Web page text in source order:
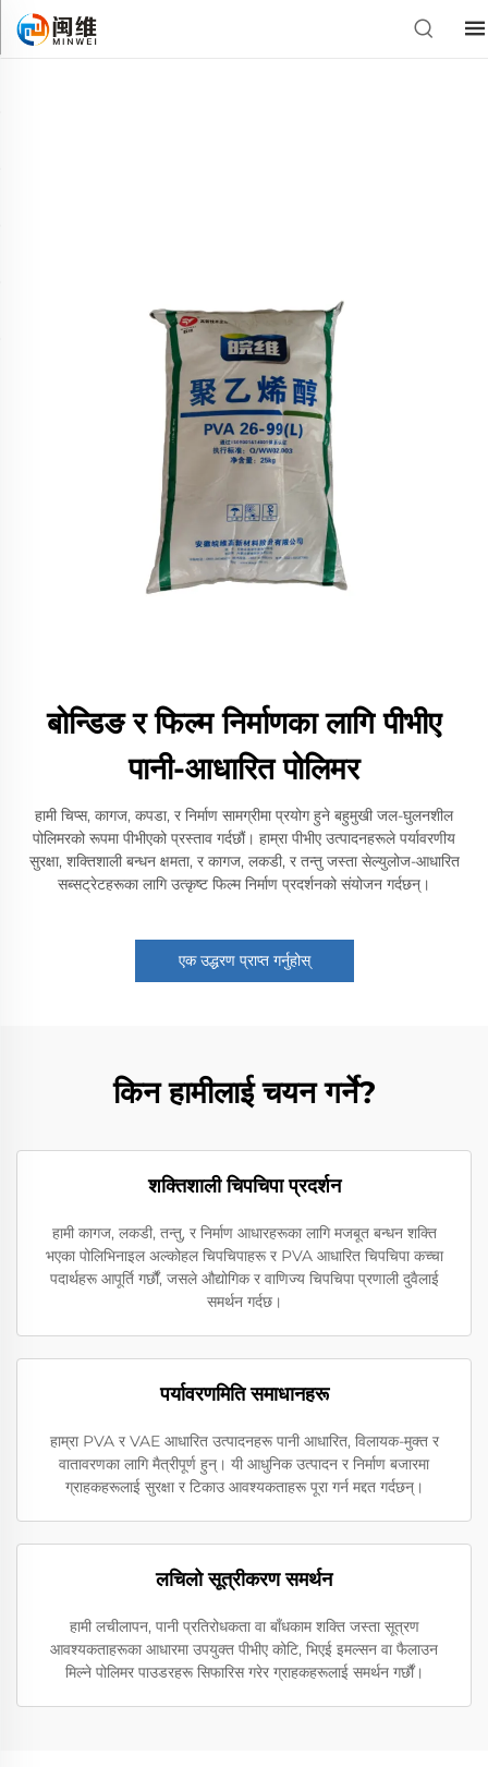
बोन्डिङ र फिल्म निर्माणका लागि पीभीए
पानी-आधारित पोलिमर
हामी चिप्स, कागज, कपडा, र निर्माण सामग्रीमा प्रयोग हुने बहुमुखी जल-घुलनशील
पोलिमरको रूपमा पीभीएको प्रस्ताव गर्दछौं। हाम्रा पीभीए उत्पादनहरूले पर्यावरणीय
सुरक्षा, शक्तिशाली बन्धन क्षमता, र कागज, लकडी, र तन्तु जस्ता सेल्युलोज-आधारित
सब्सट्रेटहरूका लागि उत्कृष्ट फिल्म निर्माण प्रदर्शनको संयोजन गर्दछन्।
एक उद्धरण प्राप्त गर्नुहोस्
किन हामीलाई चयन गर्ने?
शक्तिशाली चिपचिपा प्रदर्शन
हामी कागज, लकडी, तन्तु, र निर्माण आधारहरूका लागि मजबूत बन्धन शक्ति
भएका पोलिभिनाइल अल्कोहल चिपचिपाहरू र PVA आधारित चिपचिपा कच्चा
पदार्थहरू आपूर्ति गर्छौं, जसले औद्योगिक र वाणिज्य चिपचिपा प्रणाली दुवैलाई
समर्थन गर्दछ।
पर्यावरणमिति समाधानहरू
हाम्रा PVA र VAE आधारित उत्पादनहरू पानी आधारित, विलायक-मुक्त र
वातावरणका लागि मैत्रीपूर्ण हुन्। यी आधुनिक उत्पादन र निर्माण बजारमा
ग्राहकहरूलाई सुरक्षा र टिकाउ आवश्यकताहरू पूरा गर्न मद्दत गर्दछन्।
लचिलो सूत्रीकरण समर्थन
हामी लचीलापन, पानी प्रतिरोधकता वा बाँधकाम शक्ति जस्ता सूत्रण
आवश्यकताहरूका आधारमा उपयुक्त पीभीए कोटि, भिएई इमल्सन वा फैलाउन
मिल्ने पोलिमर पाउडरहरू सिफारिस गरेर ग्राहकहरूलाई समर्थन गर्छौं।